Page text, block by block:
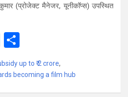
(प्रोजेक्ट मैनेजर, यूनीकॉप्स) उपस्थित
T
el
e
ar
up to ₹ 2 crore,
becoming a film hub